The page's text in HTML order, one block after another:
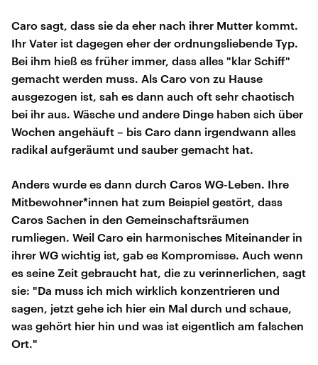
Caro sagt, dass sie da eher nach ihrer Mutter kommt.
Ihr Vater ist dagegen eher der ordnungsliebende Typ.
Bei ihm hieß es früher immer, dass alles "klar Schiff"
gemacht werden muss. Als Caro von zu Hause
ausgezogen ist, sah es dann auch oft sehr chaotisch
bei ihr aus. Wäsche und andere Dinge haben sich über
Wochen angehäuft – bis Caro dann irgendwann alles
radikal aufgeräumt und sauber gemacht hat.
Anders wurde es dann durch Caros WG-Leben. Ihre
Mitbewohner*innen hat zum Beispiel gestört, dass
Caros Sachen in den Gemeinschaftsräumen
rumliegen. Weil Caro ein harmonisches Miteinander in
ihrer WG wichtig ist, gab es Kompromisse. Auch wenn
es seine Zeit gebraucht hat, die zu verinnerlichen, sagt
sie: "Da muss ich mich wirklich konzentrieren und
sagen, jetzt gehe ich hier ein Mal durch und schaue,
was gehört hier hin und was ist eigentlich am falschen
Ort."